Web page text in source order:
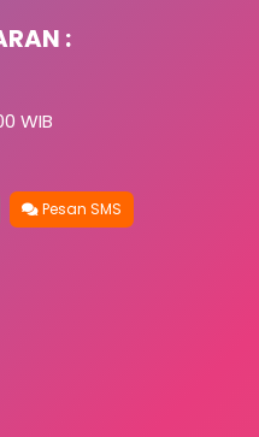
:
WIB
Pesan SMS